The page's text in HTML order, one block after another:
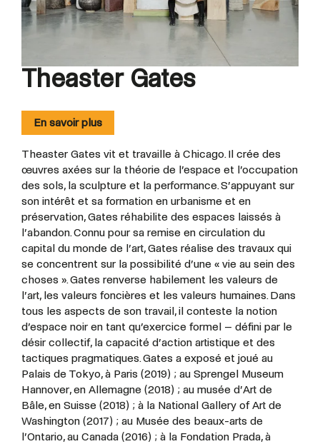
Theaster Gates
En savoir plus
Theaster Gates vit et travaille à Chicago. Il crée des
œuvres axées sur la théorie de l’espace et l’occupation
des sols, la sculpture et la performance. S’appuyant sur
son intérêt et sa formation en urbanisme et en
préservation, Gates réhabilite des espaces laissés à
l’abandon. Connu pour sa remise en circulation du
capital du monde de l’art, Gates réalise des travaux qui
se concentrent sur la possibilité d’une « vie au sein des
choses ». Gates renverse habilement les valeurs de
l’art, les valeurs foncières et les valeurs humaines. Dans
tous les aspects de son travail, il conteste la notion
d’espace noir en tant qu’exercice formel – défini par le
désir collectif, la capacité d’action artistique et des
tactiques pragmatiques. Gates a exposé et joué au
Palais de Tokyo, à Paris (2019) ; au Sprengel Museum
Hannover, en Allemagne (2018) ; au musée d’Art de
Bâle, en Suisse (2018) ; à la National Gallery of Art de
Washington (2017) ; au Musée des beaux-arts de
l’Ontario, au Canada (2016) ; à la Fondation Prada, à